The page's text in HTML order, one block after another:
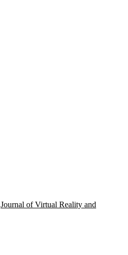
Journal of Virtual Reality and